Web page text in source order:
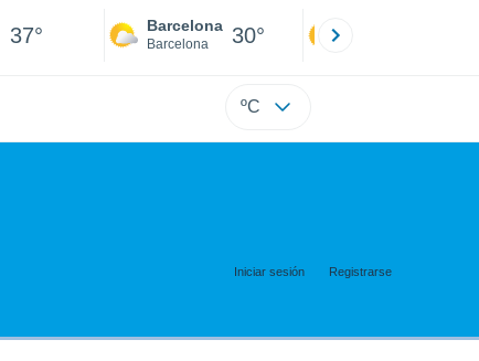
37° Barcelona
Barcelona 30°
ºC
Iniciar sesión Registrarse